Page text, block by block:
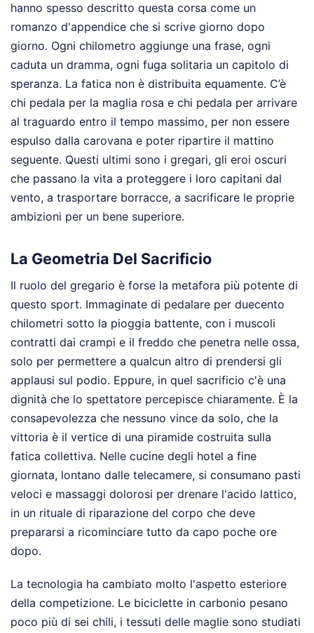
hanno spesso descritto questa corsa come un
romanzo d'appendice che si scrive giorno dopo
giorno. Ogni chilometro aggiunge una frase, ogni
caduta un dramma, ogni fuga solitaria un capitolo di
speranza. La fatica non è distribuita equamente. C’è
chi pedala per la maglia rosa e chi pedala per arrivare
al traguardo entro il tempo massimo, per non essere
espulso dalla carovana e poter ripartire il mattino
seguente. Questi ultimi sono i gregari, gli eroi oscuri
che passano la vita a proteggere i loro capitani dal
vento, a trasportare borracce, a sacrificare le proprie
ambizioni per un bene superiore.
La Geometria Del Sacrificio
Il ruolo del gregario è forse la metafora più potente di
questo sport. Immaginate di pedalare per duecento
chilometri sotto la pioggia battente, con i muscoli
contratti dai crampi e il freddo che penetra nelle ossa,
solo per permettere a qualcun altro di prendersi gli
applausi sul podio. Eppure, in quel sacrificio c'è una
dignità che lo spettatore percepisce chiaramente. È la
consapevolezza che nessuno vince da solo, che la
vittoria è il vertice di una piramide costruita sulla
fatica collettiva. Nelle cucine degli hotel a fine
giornata, lontano dalle telecamere, si consumano pasti
veloci e massaggi dolorosi per drenare l'acido lattico,
in un rituale di riparazione del corpo che deve
prepararsi a ricominciare tutto da capo poche ore
dopo.
La tecnologia ha cambiato molto l'aspetto esteriore
della competizione. Le biciclette in carbonio pesano
poco più di sei chili, i tessuti delle maglie sono studiati